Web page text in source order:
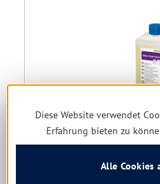
Ecolab Mikro Quat Extra
1 ltr. | 2x5 ltr.
Diese Website verwendet
Erfahrung bieten zu
Alle Cookies